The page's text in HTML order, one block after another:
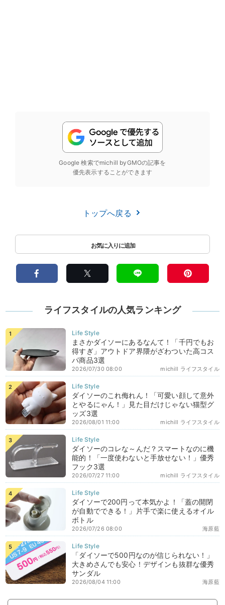
Google 検索でmichill byGMOの記事を
優先表示することができます
トップへ戻る
ライフスタイルの人気ランキング
まさかダイソーにあるなんて！「千円でもお
得すぎ」アウトドア界隈がざわついた高コス
パ商品3選
michill ライフスタイル
2026/07/30 08:00
ダイソーのこれ侮れん！「可愛い顔して意外
とやるにゃん！」見た目だけじゃない猫型グ
ッズ3選
michill ライフスタイル
2026/08/01 11:00
ダイソーのコレな～んだ？スマートなのに機
能的！「一度使わないと手放せない！」優秀
フック3選
michill ライフスタイル
2026/07/27 11:00
ダイソーで200円って本気かよ！「蓋の開閉
が自動でできる！」片手で楽に使えるオイル
ボトル
海原藍
2026/07/26 08:00
「ダイソーで500円なのが信じられない！」
大きめさんでも安心！デザインも抜群な優秀
サンダル
海原藍
2026/08/04 11:00